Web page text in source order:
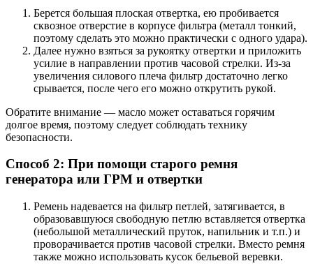
Берется большая плоская отвертка, ею пробивается
сквозное отверстие в корпусе фильтра (металл тонкий,
поэтому сделать это можно практически с одного удара).
Далее нужно взяться за рукоятку отвертки и приложить
усилие в направлении против часовой стрелки. Из-за
увеличения силового плеча фильтр достаточно легко
срывается, после чего его можно открутить рукой.
Обратите внимание — масло может оставаться горячим
долгое время, поэтому следует соблюдать технику
безопасности.
Способ 2: При помощи старого ремня
генератора или ГРМ и отвертки
Ремень надевается на фильтр петлей, затягивается, в
образовавшуюся свободную петлю вставляется отвертка
(небольшой металлический пруток, напильник и т.п.) и
проворачивается против часовой стрелки. Вместо ремня
также можно использовать кусок бельевой веревки.